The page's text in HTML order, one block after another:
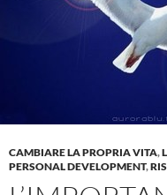
CAMBIARE LA PROPRIA VITA,
PERSONAL DEVELOPMENT,